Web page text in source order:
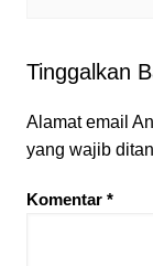
Tinggalkan
Alamat email
yang wajib
Komentar *